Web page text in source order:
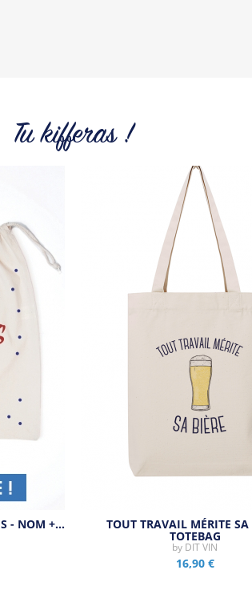
Tu kifferas !
- NOM +… TOUT TRAVAIL MÉRITE SA
TOTEBAG
by DIT VIN
16,90 €